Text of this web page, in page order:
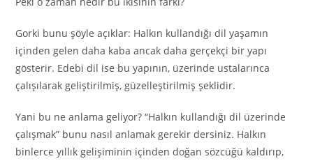
Gorki bunu şöyle açıklar: Halkın kullandığı dil yaşamın
içinden gelen daha kaba ancak daha gerçekçi bir yapı
gösterir. Edebi dil ise bu yapının, üzerinde ustalarınca
çalışılarak geliştirilmiş, güzelleştirilmiş şeklidir.
Yani bu ne anlama geliyor? “Halkın kullandığı dil üzerinde
çalışmak” bunu nasıl anlamak gerekir dersiniz. Halkın
binlerce yıllık gelişiminin içinden doğan sözcüğü kaldırıp,